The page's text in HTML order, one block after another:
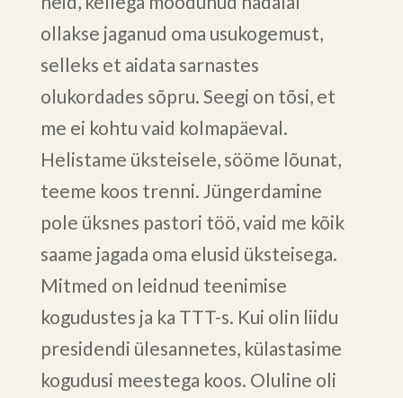
ollakse jaganud oma usukogemust,
selleks et aidata sarnastes
olukordades sõpru. Seegi on tõsi, et
me ei kohtu vaid kolmapäeval.
Helistame üksteisele, sööme lõunat,
teeme koos trenni. Jüngerdamine
pole üksnes pastori töö, vaid me kõik
saame jagada oma elusid üksteisega.
Mitmed on leidnud teenimise
kogudustes ja ka TTT-s. Kui olin liidu
presidendi ülesannetes, külastasime
kogudusi meestega koos. Oluline oli